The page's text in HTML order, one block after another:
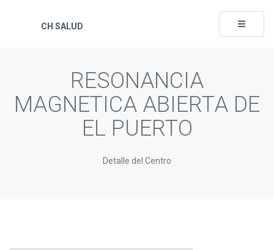
Toggle
CH SALUD
RESONANCIA
MAGNETICA ABIERTA DE
EL PUERTO
Detalle del Centro